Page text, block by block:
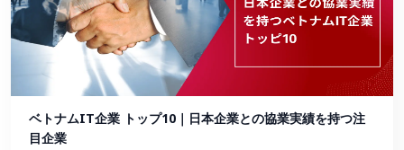
ベトナムIT企業 トップ10｜日本企業との協業実績を持つ注
目企業